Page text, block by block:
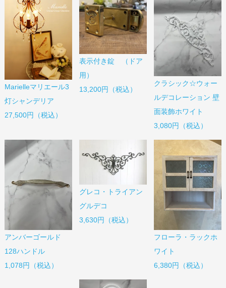
Marielleマリエール3
灯シャンデリア
27,500円（税込）
表示付き錠 （ドア
用）
13,200円（税込）
クラシック☆ウォー
ルデコレーション 壁
面装飾ホワイト
3,080円（税込）
アンバーゴールド
128ハンドル
1,078円（税込）
グレコ・トライアン
グルデコ
3,630円（税込）
フローラ・ラックホ
ワイト
6,380円（税込）